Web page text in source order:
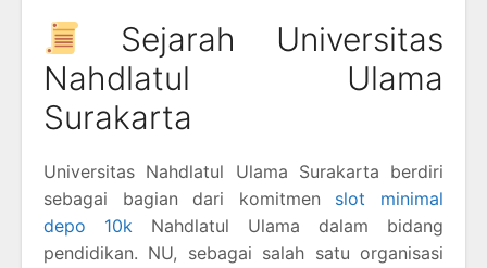
Sejarah Universitas
Nahdlatul Ulama
Surakarta
Universitas Nahdlatul Ulama Surakarta berdiri
sebagai bagian dari komitmen slot minimal
depo 10k Nahdlatul Ulama dalam bidang
pendidikan. NU, sebagai salah satu organisasi